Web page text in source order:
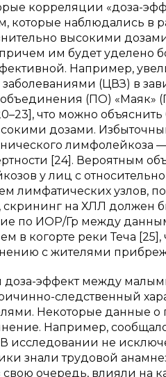
корреляции «доза-
наблюдались в
высокими
им будет уделено
Например,
(ЦВЗ) в
(ПО) «Маяк»
что можно
дозами.
лимфолейкоза
[24]. Вероятным
у лиц с
лимфатических узлов,
на ХЛЛ должен
по ИОР/Гр между
в когорте реки Теча
с жителями
доза-эффект между
следственный
Некоторые данные
Например,
исследовании не
знали трудовой
очередь, влияли на